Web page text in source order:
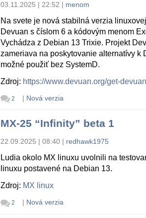
03.11.2025 | 22:52 | menom
Na svete je nová stabilná verzia
Devuan s číslom 6 a kódovým menom
Vychádza z Debian 13 Trixie. Projekt
zameriava na poskytovanie alternatívy k
možné použiť bez SystemD.
Zdroj: https://www.devuan.org/get-devuan
2 | Nová verzia
MX-25 “Infinity” beta 1
22.09.2025 | 08:40 | redhawk1975
Ludia okolo MX linuxu uvolnili na
linuxu postavené na Debian 13.
Zdroj: MX linux
2 | Nová verzia